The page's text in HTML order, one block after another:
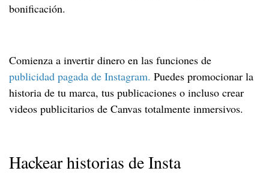
bonificación.
Comienza a invertir dinero en las funciones de
publicidad pagada de Instagram. Puedes promocionar la
historia de tu marca, tus publicaciones o incluso crear
videos publicitarios de Canvas totalmente inmersivos.
Hackear historias de Insta